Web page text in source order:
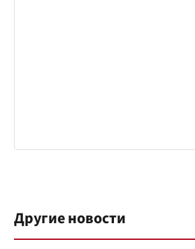
Другие новости